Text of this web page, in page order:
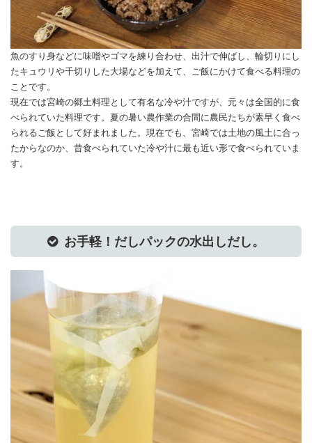
魚のすり身などに味噌やゴマを練り合わせ、出汁で伸ばし、輪切りにし
たキュウリや千切りした大場などを加えて、ご飯にかけて食べる料理の
ことです。
現在では宮崎の郷土料理として有名な冷や汁ですが、元々は全国的に食
べられていた料理です。夏の暑い農作業の合間に農民たちが素早く食べ
られるご飯として好まれました。現在でも、宮崎では土地の風土に合っ
たからなのか、昔食べられていた冷や汁に最も近い形で食べられていま
す。
お手軽！だしパックの水出しだし。